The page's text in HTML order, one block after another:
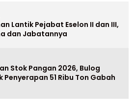
Lantik Pejabat Eselon II dan III,
dan Jabatannya
Stok Pangan 2026, Bulog
Penyerapan 51 Ribu Ton Gabah